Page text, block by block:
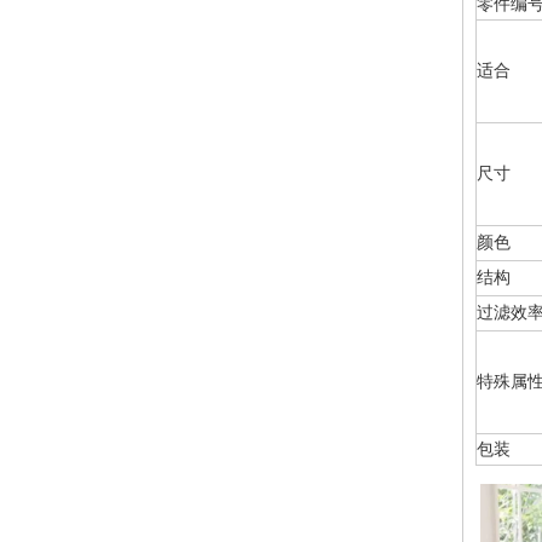
适合
尺寸
颜色
结构
过滤效
特殊属
包装